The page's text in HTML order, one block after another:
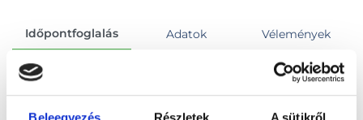
Beleegyezés Részletek A sütikről
Időpontfoglalás Adatok Vélemények
Foglalj időpontot